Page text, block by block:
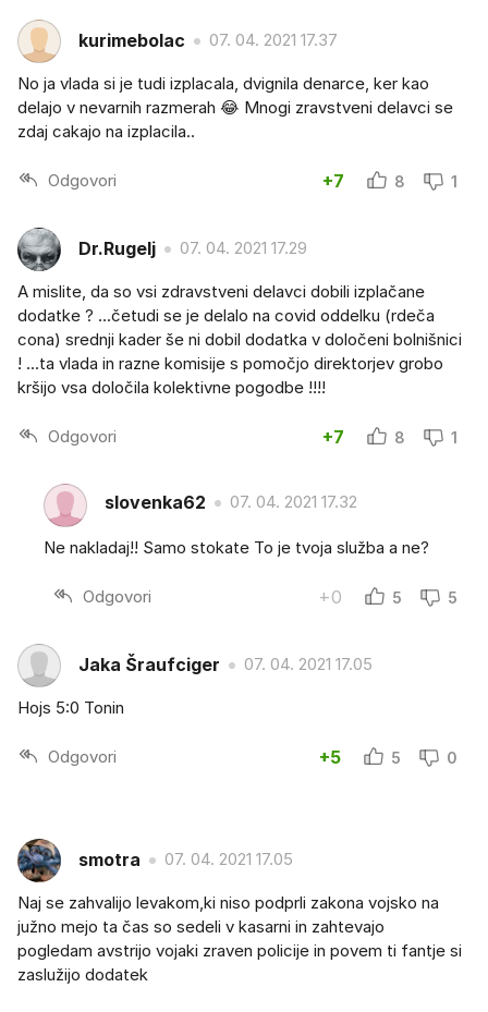
kurimebolac 07. 04. 2021 17.37
No ja vlada si je tudi izplacala, dvignila denarce, ker kao
delajo v nevarnih razmerah 😂 Mnogi zravstveni delavci se
zdaj cakajo na izplacila..
Odgovori +7 8 1
Dr.Rugelj 07. 04. 2021 17.29
A mislite, da so vsi zdravstveni delavci dobili izplačane
dodatke ? ...četudi se je delalo na covid oddelku (rdeča
cona) srednji kader še ni dobil dodatka v določeni bolnišnici
! ...ta vlada in razne komisije s pomočjo direktorjev grobo
kršijo vsa določila kolektivne pogodbe !!!!
Odgovori +7 8 1
slovenka62 07. 04. 2021 17.32
Ne nakladaj!! Samo stokate To je tvoja služba a ne?
Odgovori +0 5 5
Jaka Šraufciger 07. 04. 2021 17.05
Hojs 5:0 Tonin
Odgovori +5 5 0
smotra 07. 04. 2021 17.05
Naj se zahvalijo levakom,ki niso podprli zakona vojsko na
južno mejo ta čas so sedeli v kasarni in zahtevajo
pogledam avstrijo vojaki zraven policije in povem ti fantje si
zaslužijo dodatek